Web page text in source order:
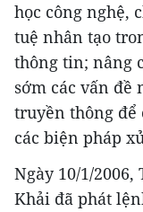
học công nghệ,
tuệ nhân tạo
thông tin; nâng
sớm các vấn đề
truyền thông để
các biện pháp
Ngày 10/1/
Khải đã phát